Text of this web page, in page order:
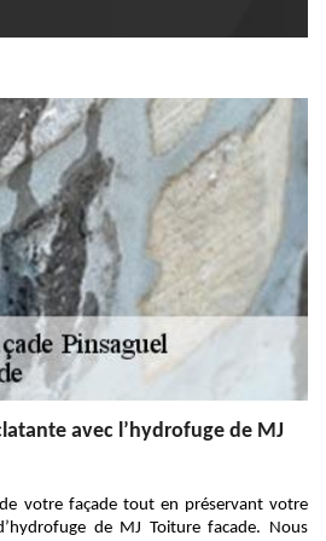
avec l’hydrofuge de MJ
votre façade tout en préservant votre
de MJ Toiture facade. Nous